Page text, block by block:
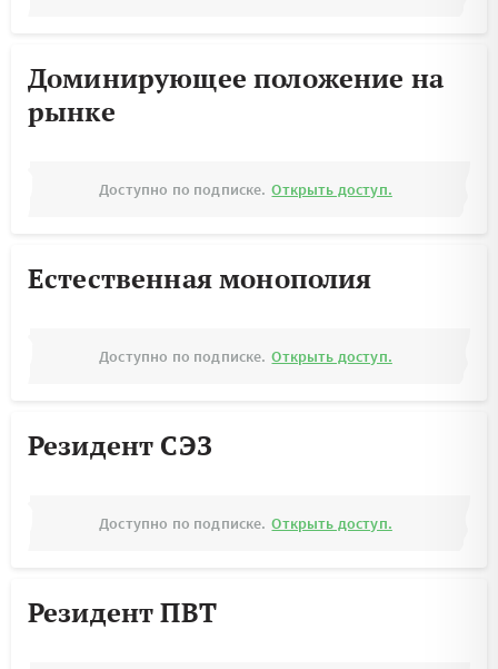
Доминирующее положение на
рынке
Доступно по подписке. Открыть доступ.
Естественная монополия
Доступно по подписке. Открыть доступ.
Резидент СЭЗ
Доступно по подписке. Открыть доступ.
Резидент ПВТ